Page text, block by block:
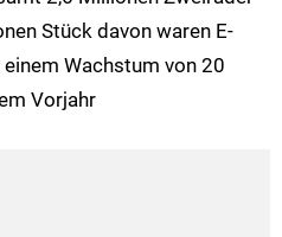
Stück davon waren E-
Wachstum von 20
Vorjahr